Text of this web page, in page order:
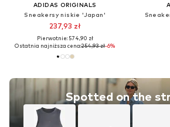
ADIDAS ORIGINALS
Sneakersy niskie 'Japan'
237,93 zł
Pierwotnie: 574,90 zł
Ostatnia najniższa cena:254,93 zł-6%
Spotted on the